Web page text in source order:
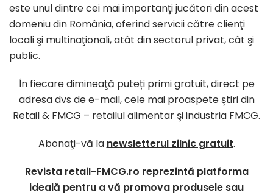
este unul dintre cei mai importanţi jucători din acest
domeniu din România, oferind servicii către clienţi
locali şi multinaţionali, atât din sectorul privat, cât şi
public.
În fiecare dimineaţă puteți primi gratuit, direct pe
adresa dvs de e-mail, cele mai proaspete ştiri din
Retail & FMCG – retailul alimentar şi industria FMCG.
Abonaţi-vă la newsletterul zilnic gratuit.
Revista retail-FMCG.ro reprezintă platforma
ideală pentru a vă promova produsele sau